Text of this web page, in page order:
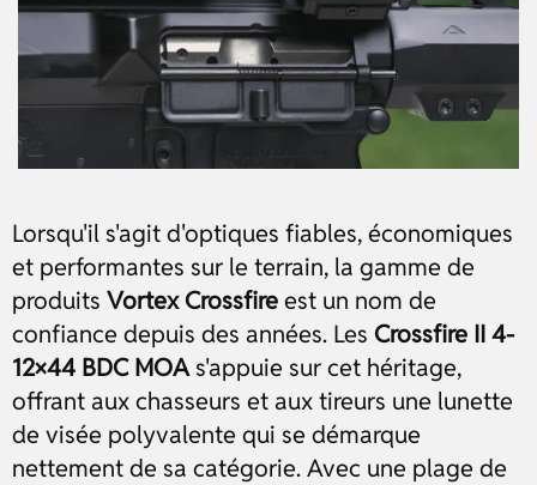
Lorsqu'il s'agit d'optiques fiables, économiques
et performantes sur le terrain, la gamme de
produits Vortex Crossfireest un nom de
confiance depuis des années. Les Crossfire II 4-
12×44 BDC MOAs'appuie sur cet héritage,
offrant aux chasseurs et aux tireurs une lunette
de visée polyvalente qui se démarque
nettement de sa catégorie. Avec une plage de